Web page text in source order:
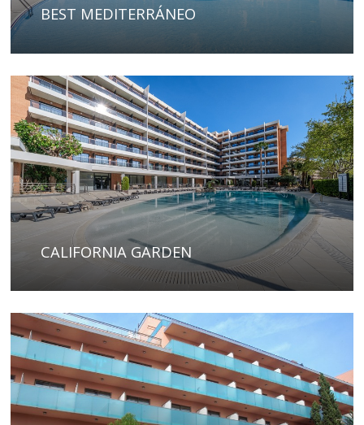
BEST MEDITERRÁNEO
CALIFORNIA GARDEN